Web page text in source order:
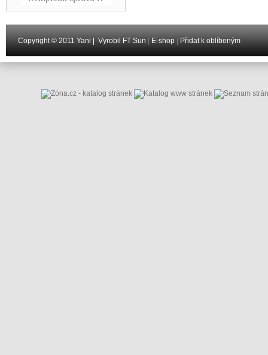
Copyright © 2011 Yani | Vyrobil FT Sun E-shop Přidat k oblíbeným